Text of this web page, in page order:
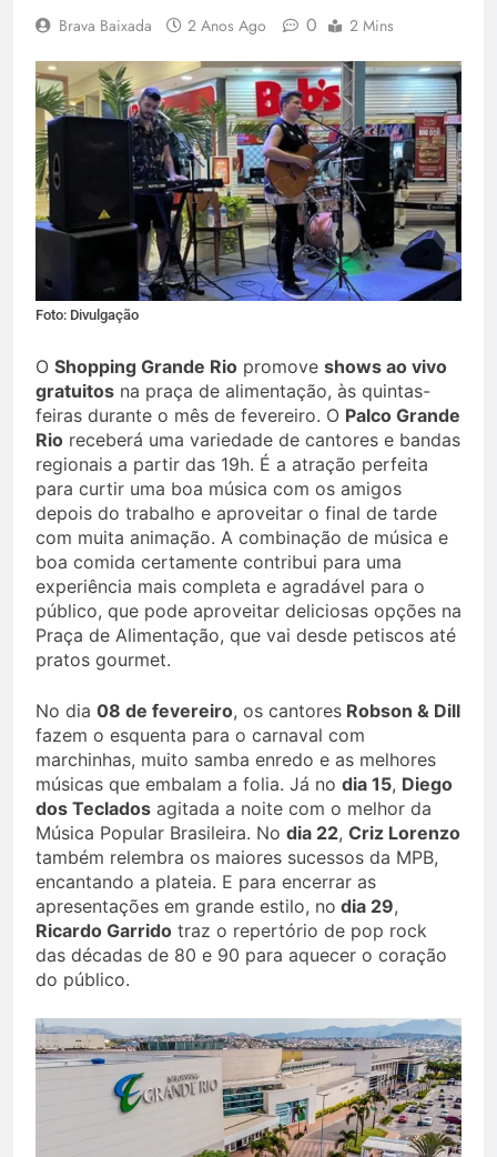
Brava Baixada 2 Anos Ago 0 2 Mins
Foto: Divulgação
O Shopping Grande Rio promove shows ao vivo
gratuitos na praça de alimentação, às quintas-
feiras durante o mês de fevereiro. O Palco Grande
Rio receberá uma variedade de cantores e bandas
regionais a partir das 19h. É a atração perfeita
para curtir uma boa música com os amigos
depois do trabalho e aproveitar o final de tarde
com muita animação. A combinação de música e
boa comida certamente contribui para uma
experiência mais completa e agradável para o
público, que pode aproveitar deliciosas opções na
Praça de Alimentação, que vai desde petiscos até
pratos gourmet.
No dia 08 de fevereiro, os cantores Robson & Dill
fazem o esquenta para o carnaval com
marchinhas, muito samba enredo e as melhores
músicas que embalam a folia. Já no dia 15, Diego
dos Teclados agitada a noite com o melhor da
Música Popular Brasileira. No dia 22, Criz Lorenzo
também relembra os maiores sucessos da MPB,
encantando a plateia. E para encerrar as
apresentações em grande estilo, no dia 29,
Ricardo Garrido traz o repertório de pop rock
das décadas de 80 e 90 para aquecer o coração
do público.